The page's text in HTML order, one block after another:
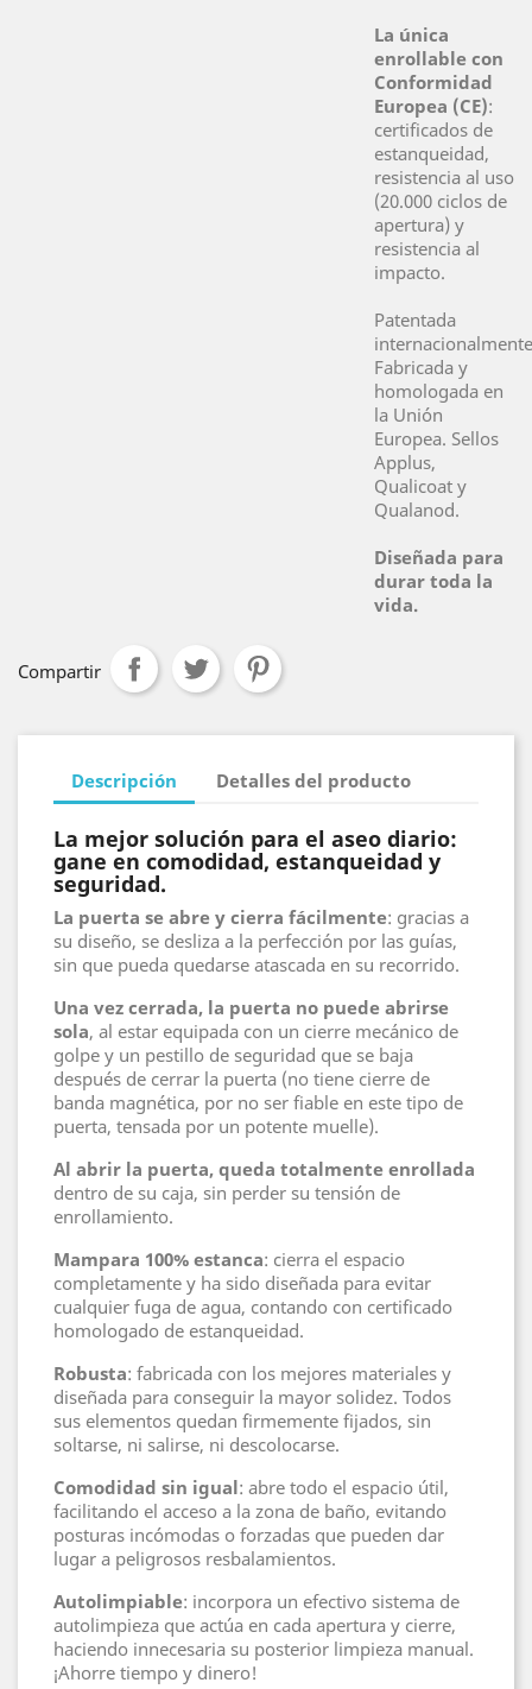
La única
enrollable con
Conformidad
Europea (CE):
certificados de
estanqueidad,
resistencia al uso
(20.000 ciclos de
apertura) y
resistencia al
impacto.
Patentada
Fabricada y
homologada en
la Unión
Europea. Sellos
Applus,
Qualicoat y
Qualanod.
Diseñada para
durar toda la
vida.
Compartir
Descripción Detalles del producto
La mejor solución para el aseo diario:
gane en comodidad, estanqueidad y
seguridad.
La puerta se abre y cierra fácilmente: gracias a
su diseño, se desliza a la perfección por las guías,
sin que pueda quedarse atascada en su recorrido.
Una vez cerrada, la puerta no puede abrirse
sola, al estar equipada con un cierre mecánico de
golpe y un pestillo de seguridad que se baja
después de cerrar la puerta (no tiene cierre de
banda magnética, por no ser fiable en este tipo de
puerta, tensada por un potente muelle).
Al abrir la puerta, queda totalmente enrollada
dentro de su caja, sin perder su tensión de
enrollamiento.
Mampara 100% estanca: cierra el espacio
completamente y ha sido diseñada para evitar
cualquier fuga de agua, contando con certificado
homologado de estanqueidad.
Robusta: fabricada con los mejores materiales y
diseñada para conseguir la mayor solidez. Todos
sus elementos quedan firmemente fijados, sin
soltarse, ni salirse, ni descolocarse.
Comodidad sin igual: abre todo el espacio útil,
facilitando el acceso a la zona de baño, evitando
posturas incómodas o forzadas que pueden dar
lugar a peligrosos resbalamientos.
Autolimpiable: incorpora un efectivo sistema de
autolimpieza que actúa en cada apertura y cierre,
haciendo innecesaria su posterior limpieza manual.
¡Ahorre tiempo y dinero!